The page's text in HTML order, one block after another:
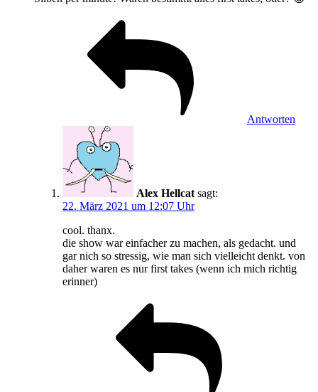
Antworten
Alex Hellcat sagt:
22. März 2021 um 12:07 Uhr
cool. thanx.
die show war einfacher zu machen, als gedacht. und
gar nich so stressig, wie man sich vielleicht denkt. von
daher waren es nur first takes (wenn ich mich richtig
erinner)